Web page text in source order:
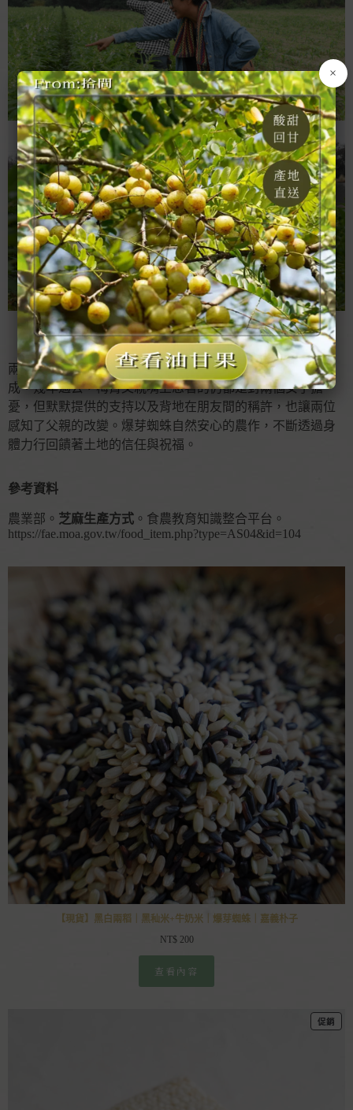
梅菁指著那片特別矮的植株，是前幾日被颱風吹倒的芝麻。
兩人對於無藥無肥的堅持，必須每日以勞動除草才能換得收
成。幾年過去，梅菁父親嘴上念著的仍都是對兩個女子擔
憂，但默默提供的支持以及背地在朋友間的稱許，也讓兩位
感知了父親的改變。爆芽蜘蛛自然安心的農作，不斷透過身
體力行回饋著土地的信任與祝福。
參考資料
農業部。 芝麻生產方式 。食農教育知識整合平台。
https://fae.moa.gov.tw/food_item.php?type=AS04&id=104
【現貨】黑白兩稻｜黑秈米+牛奶米｜爆芽蜘蛛｜嘉義朴子
NT$200
查看內容
促銷
×